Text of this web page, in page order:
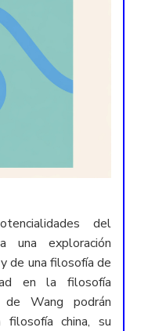
del
una exploración
de una filosofía de
en la filosofía
Wang podrán
china, su